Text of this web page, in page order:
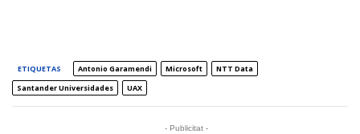
ETIQUETAS Antonio Garamendi Microsoft
NTT Data
Santander Universidades
UAX
- Publicitat -